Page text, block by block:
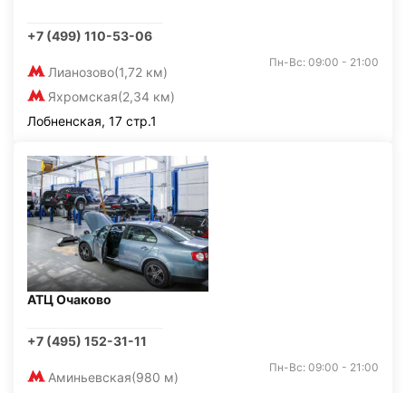
+7 (499) 110-53-06
Лианозово(1,72 км)
Яхромская(2,34 км)
Пн-Вс: 09:00 - 21:00
Лобненская, 17 стр.1
АТЦ Очаково
+7 (495) 152-31-11
Аминьевская(980 м)
Пн-Вс: 09:00 - 21:00